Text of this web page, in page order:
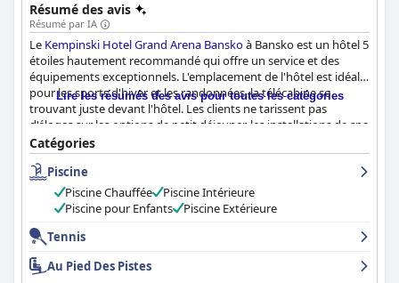
l'hôtel Kempinski est le lieu de villégiature idéal pour les
amateurs de ski, car il offre un accès immédiat aux pistes de ski.
Avec un hébergement luxueux, des installations de spa
réputées, une piscine extérieure avec chaises longues et
parasols, ainsi que des services et des installations de premier
ordre, cet hôtel 5 étoiles vous garantit des vacances des plus
agréables en pleine nature.
Résumé des avis
Résumé par IA
Le Kempinski Hotel Grand Arena Banskoà Bansko est un hôtel 5
étoiles hautement recommandé qui offre un service et des
équipements exceptionnels. L'emplacement de l'hôtel est idéal
pour les sports d'hiver et les randonnées, la télécabine se
trouvant juste devant l'hôtel. Les clients ne tarissent pas
d'éloges sur les options de petit déjeuner, les installations de spa
exceptionnelles et les repas luxueux. Les chambres sont
spacieuses et bien équipées et offrent de superbes vues sur les
montagnes. Le personnel de l'hôtel est amical, attentif et se
surpasse pour vous assurer un séjour mémorable. La piscine
extérieure, dont l'eau est chauffée, est un point fort de l'hôtel,
même par temps frais. Dans l'ensemble, le
Grand Arena Bansko
est une excellente option pour les familles
personne à la recherche d'un séjour unique et inoubliable en
Lire les résumés des avis pour toutes les catégories
Catégories
Piscine
Piscine Chauffée
Piscine Intérieure
Piscine pour Enfants
Piscine Extérieure
Tennis
Au Pied Des Pistes